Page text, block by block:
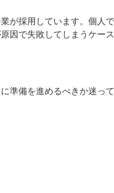
が採用しています。個人
因で失敗してしまうケー
準備を進めるべきか迷っ